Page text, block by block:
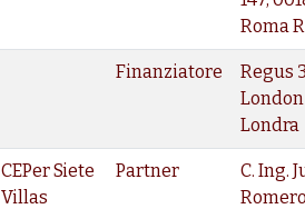
Roma
Finanziatore
Regus
London
Londra
CEPer Siete
Villas
Partner
C. Ing.